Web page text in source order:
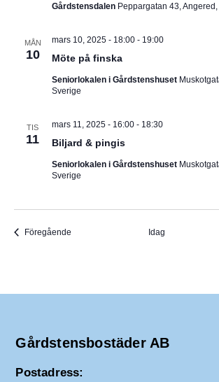
Gårdstensdalen Peppargatan 43,
MÅN
10 Möte på finska
mars 10, 2025 - 18:00- 19:00
Seniorlokalen i Gårdstenshuset
Sverige
TIS
11 Biljard & pingis
mars 11, 2025 - 16:00- 18:30
Seniorlokalen i Gårdstenshuset
Sverige
FöregåendeEvenemang Idag
Gårdstensbostäder AB
Postadress: